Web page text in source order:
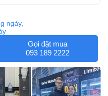
ngày,
Gọi đặt mua
093 189 2222